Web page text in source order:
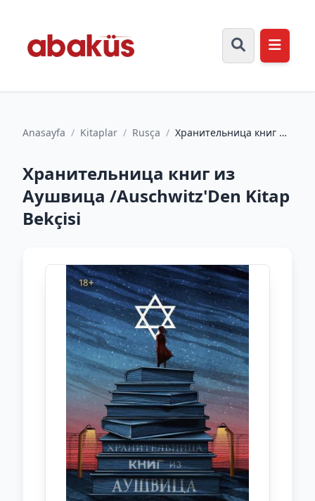
Anasayfa / Kitaplar / Rusça / Хранительница книг из
Bekçisi
Хранительница книг из
Аушвица /Auschwitz'Den Kitap
Bekçisi